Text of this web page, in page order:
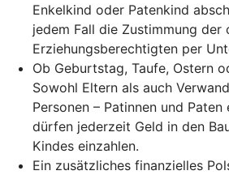
Enkelkind oder Patenkind
jedem Fall die Zustimmung der
Erziehungsberechtigten per
Ob Geburtstag, Taufe, Ostern
Sowohl Eltern als auch
Personen – Patinnen und Paten
dürfen jederzeit Geld in den
Kindes einzahlen.
Ein zusätzliches finanzielles